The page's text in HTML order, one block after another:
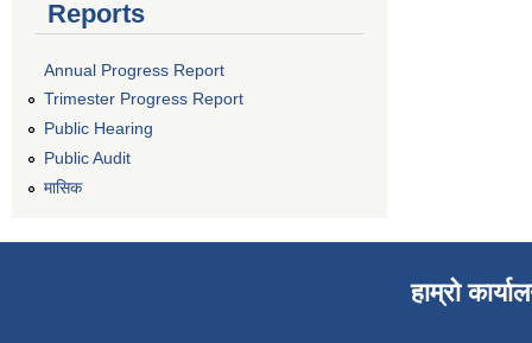
Reports
Annual Progress Report
Trimester Progress Report
Public Hearing
Public Audit
मासिक
हाम्रो